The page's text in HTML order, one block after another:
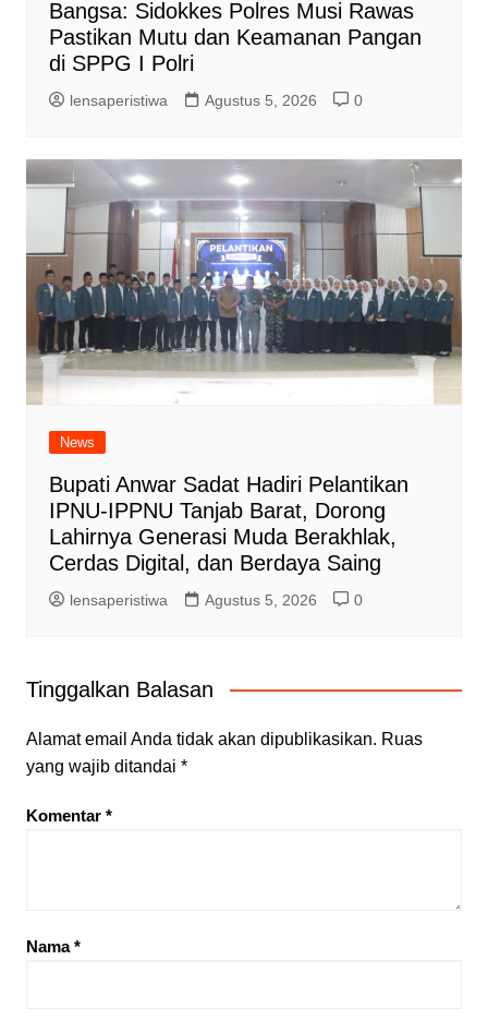
Bangsa: Sidokkes Polres Musi Rawas
Pastikan Mutu dan Keamanan Pangan
di SPPG I Polri
lensaperistiwa Agustus 5, 2026 0
News
Bupati Anwar Sadat Hadiri Pelantikan
IPNU-IPPNU Tanjab Barat, Dorong
Lahirnya Generasi Muda Berakhlak,
Cerdas Digital, dan Berdaya Saing
lensaperistiwa Agustus 5, 2026 0
Tinggalkan Balasan
Alamat email Anda tidak akan dipublikasikan. Ruas
yang wajib ditandai *
Komentar *
Nama*